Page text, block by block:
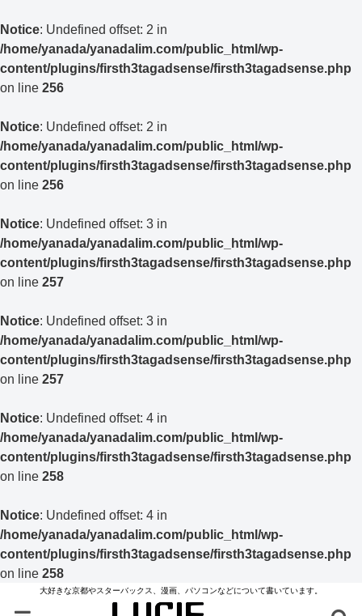
Notice: Undefined offset: 2 in
/home/yanada/yanadalim.com/public_html/wp-
content/plugins/firsth3tagadsense/firsth3tagadsense.php
on line 256
Notice: Undefined offset: 2 in
/home/yanada/yanadalim.com/public_html/wp-
content/plugins/firsth3tagadsense/firsth3tagadsense.php
on line 256
Notice: Undefined offset: 3 in
/home/yanada/yanadalim.com/public_html/wp-
content/plugins/firsth3tagadsense/firsth3tagadsense.php
on line 257
Notice: Undefined offset: 3 in
/home/yanada/yanadalim.com/public_html/wp-
content/plugins/firsth3tagadsense/firsth3tagadsense.php
on line 257
Notice: Undefined offset: 4 in
/home/yanada/yanadalim.com/public_html/wp-
content/plugins/firsth3tagadsense/firsth3tagadsense.php
on line 258
Notice: Undefined offset: 4 in
/home/yanada/yanadalim.com/public_html/wp-
content/plugins/firsth3tagadsense/firsth3tagadsense.php
on line 258
大好きな京都やスターバックス、漫画、パソコンなどについて書いています。